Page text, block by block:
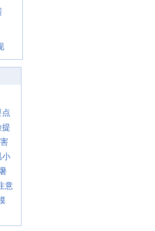
点
提
小
意